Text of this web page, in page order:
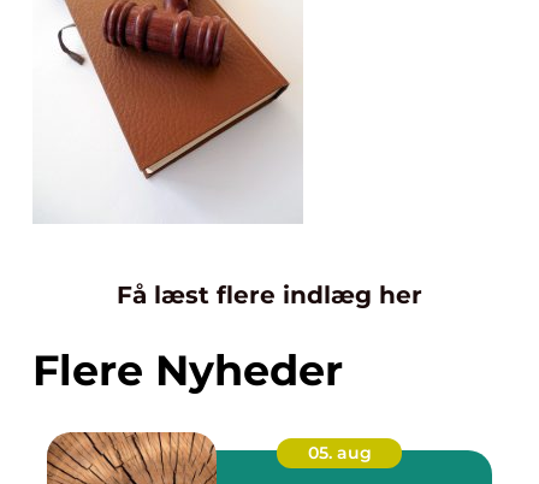
Få læst flere indlæg her
Flere Nyheder
05. aug